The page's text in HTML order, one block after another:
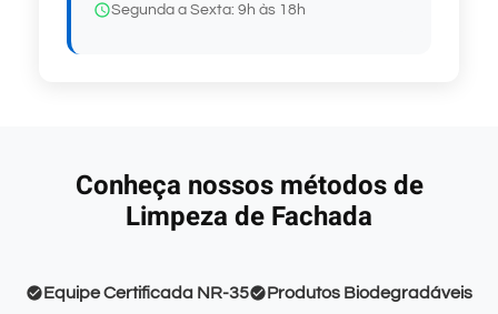
Segunda a Sexta: 9h às 18h
Conheça nossos métodos de
Limpeza de Fachada
Equipe Certificada NR-35 Produtos Biodegradáveis